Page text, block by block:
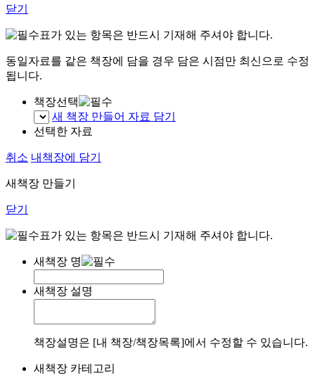
닫기
표가 있는 항목은 반드시 기재해 주셔야 합니다.
동일자료를 같은 책장에 담을 경우 담은 시점만 최신으로 수정
됩니다.
책장선택
새 책장 만들어 자료 담기
선택한 자료
취소 내책장에 담기
새책장 만들기
닫기
표가 있는 항목은 반드시 기재해 주셔야 합니다.
새책장 명
새책장 설명
책장설명은 [내 책장/책장목록]에서 수정할 수 있습니다.
새책장 카테고리